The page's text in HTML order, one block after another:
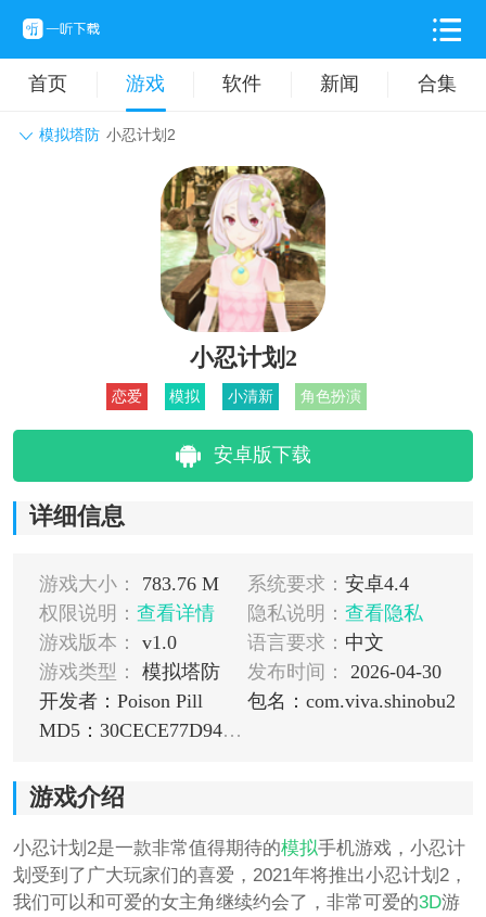
首页 游戏 软件 新闻 合集
模拟塔防 小忍计划2
动作格斗 休闲益智
卡牌对战 音乐舞蹈
挂机养成
小忍计划2
恋爱 模拟 小清新 角色扮演
安卓版下载
详细信息
游戏大小： 783.76 M 系统要求： 安卓4.4
权限说明： 查看详情 隐私说明： 查看隐私
游戏版本：
v1.0 语言要求： 中文
游戏类型：
模拟塔防 发布时间：
2026-04-30
开发者：Poison Pill
包名：com.viva.shinobu2
MD5：30CECE77D9431BF45CDDE381AA2F721F
游戏介绍
小忍计划2是一款非常值得期待的模拟手机游戏，小忍计
划受到了广大玩家们的喜爱，2021年将推出小忍计划2，
我们可以和可爱的女主角继续约会了，非常可爱的3D游